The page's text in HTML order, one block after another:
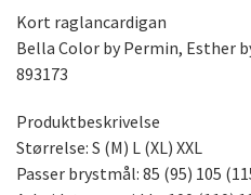
Kort raglancardigan
Bella Color by Permin, Esther
893173
Produktbeskrivelse
Størrelse: S (M) L (XL) XXL
Passer brystmål: 85 (95) 105